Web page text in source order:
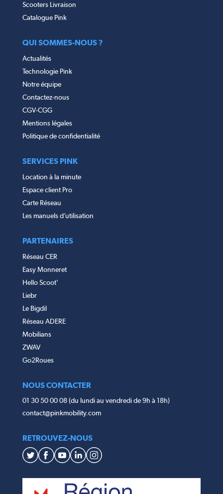
Scooters Livraison
Catalogue Pink
QUI SOMMES-NOUS ?
Actualités
Technologie Pink
Notre équipe
Contactez-nous
CGV-CGG
Mentions légales
Politique de confidentialité
SERVICES PINK
Location à la minute
Espace client Pro
Carte Réseau
Les manuels d’utilisation
PARTENAIRES
Réseau CER
Easy Monneret
Hello Scoot’
Liebr
Le Bigdil
Réseau ADERE
Mobilians
ZWAV
Go2Roues
NOUS CONTACTER
01 30 50 00 08 (du lundi au vendredi de 9h à 18h)
contact@pinkmobility.com
RETROUVEZ-NOUS